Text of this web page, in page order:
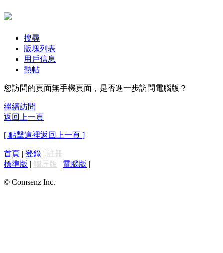
搜尋
版塊列表
用戶信息
熱帖
您訪問的頁面無手機頁面，是否進一步訪問電腦版？
繼續訪問
返回上一頁
[ 點擊這裡返回上一頁 ]
首頁 | 登錄 | 註冊
標準版 | 觸屏版 | 電腦版 |
© Comsenz Inc.